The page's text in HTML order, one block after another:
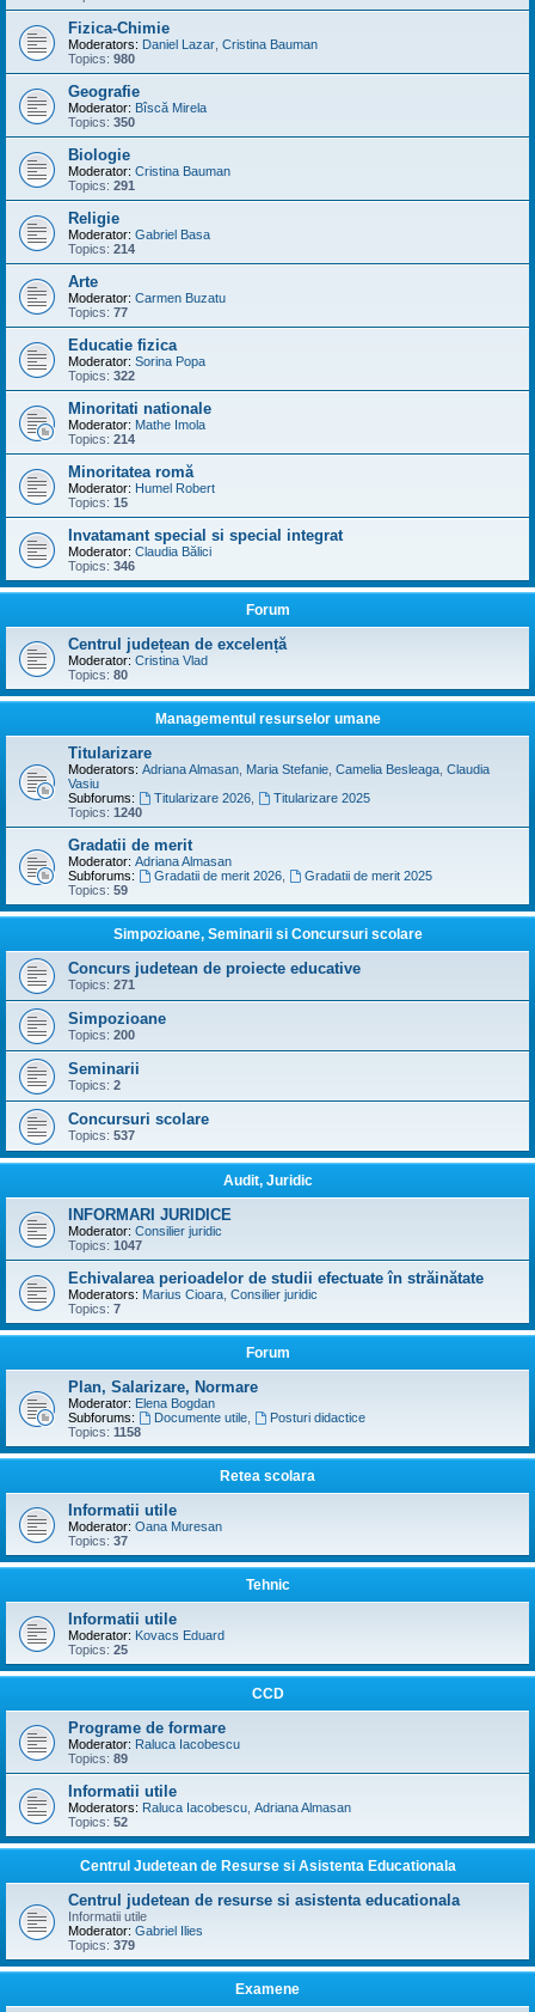
Fizica-Chimie
Moderators: Daniel Lazar Cristina Bauman
Topics: 980
Geografie
Moderator: Bîscă Mirela
Topics: 350
Biologie
Moderator: Cristina Bauman
Topics: 291
Religie
Moderator: Gabriel Basa
Topics: 214
Arte
Moderator: Carmen Buzatu
Topics: 77
Educatie fizica
Moderator: Sorina Popa
Topics: 322
Minoritati nationale
Moderator: Mathe Imola
Topics: 214
Minoritatea romă
Moderator: Humel Robert
Topics: 15
Invatamant special si special integrat
Moderator: Claudia Bălici
Topics: 346
Forum
Centrul județean de excelență
Moderator: Cristina Vlad
Topics: 80
Managementul resurselor umane
Titularizare
Moderators: Adriana Almasan Maria Stefanie Camelia Besleaga Claudia
Vasiu
Subforums:
Titularizare 2026,
Titularizare 2025
Topics: 1240
Gradatii de merit
Moderator: Adriana Almasan
Subforums:
Gradatii de merit 2026,
Gradatii de merit 2025
Topics: 59
Simpozioane, Seminarii si Concursuri scolare
Concurs judetean de proiecte educative
Topics: 271
Simpozioane
Topics: 200
Seminarii
Topics: 2
Concursuri scolare
Topics: 537
Audit, Juridic
INFORMARI JURIDICE
Moderator: Consilier juridic
Topics: 1047
Echivalarea perioadelor de studii efectuate în străinătate
Moderators: Marius Cioara Consilier juridic
Topics: 7
Forum
Plan, Salarizare, Normare
Moderator: Elena Bogdan
Subforums:
Documente utile,
Posturi didactice
Topics: 1158
Retea scolara
Informatii utile
Moderator: Oana Muresan
Topics: 37
Tehnic
Informatii utile
Moderator: Kovacs Eduard
Topics: 25
CCD
Programe de formare
Moderator: Raluca Iacobescu
Topics: 89
Informatii utile
Moderators: Raluca Iacobescu Adriana Almasan
Topics: 52
Centrul Judetean de Resurse si Asistenta Educationala
Centrul judetean de resurse si asistenta educationala
Informatii utile
Moderator: Gabriel Ilies
Topics: 379
Examene